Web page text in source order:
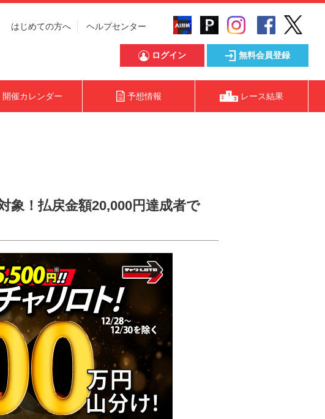
はじめての方へ ヘルプセンター
ログイン 無料会員登録
開催カレンダー 予想情報 レース結果
象！払戻金額20,000円達成者で